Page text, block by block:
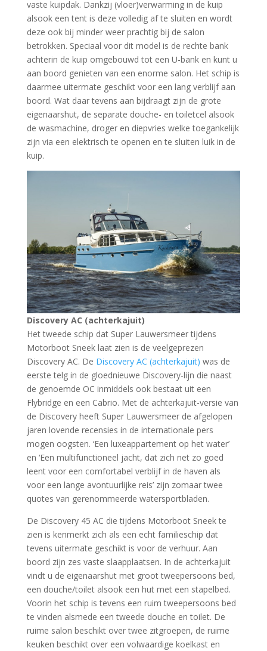
vaste kuipdak. Dankzij (vloer)verwarming in de kuip
alsook een tent is deze volledig af te sluiten en wordt
deze ook bij minder weer prachtig bij de salon
betrokken. Speciaal voor dit model is de rechte bank
achterin de kuip omgebouwd tot een U-bank en kunt u
aan boord genieten van een enorme salon. Het schip is
daarmee uitermate geschikt voor een lang verblijf aan
boord. Wat daar tevens aan bijdraagt zijn de grote
eigenaarshut, de separate douche- en toiletcel alsook
de wasmachine, droger en diepvries welke toegankelijk
zijn via een elektrisch te openen en te sluiten luik in de
kuip.
Discovery AC (achterkajuit)
Het tweede schip dat Super Lauwersmeer tijdens
Motorboot Sneek laat zien is de veelgeprezen
Discovery AC. De Discovery AC (achterkajuit) was de
eerste telg in de gloednieuwe Discovery-lijn die naast
de genoemde OC inmiddels ook bestaat uit een
Flybridge en een Cabrio. Met de achterkajuit-versie van
de Discovery heeft Super Lauwersmeer de afgelopen
jaren lovende recensies in de internationale pers
mogen oogsten. ‘Een luxeappartement op het water’
en ‘Een multifunctioneel jacht, dat zich net zo goed
leent voor een comfortabel verblijf in de haven als
voor een lange avontuurlijke reis’ zijn zomaar twee
quotes van gerenommeerde watersportbladen.
De Discovery 45 AC die tijdens Motorboot Sneek te
zien is kenmerkt zich als een echt familieschip dat
tevens uitermate geschikt is voor de verhuur. Aan
boord zijn zes vaste slaapplaatsen. In de achterkajuit
vindt u de eigenaarshut met groot tweepersoons bed,
een douche/toilet alsook een hut met een stapelbed.
Voorin het schip is tevens een ruim tweepersoons bed
te vinden alsmede een tweede douche en toilet. De
ruime salon beschikt over twee zitgroepen, de ruime
keuken beschikt over een volwaardige koelkast en